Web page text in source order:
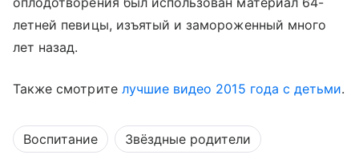
летней певицы, изъятый и замороженный много
лет назад.
Также смотрите лучшие видео 2015 года с детьми.
Воспитание Звёздные родители